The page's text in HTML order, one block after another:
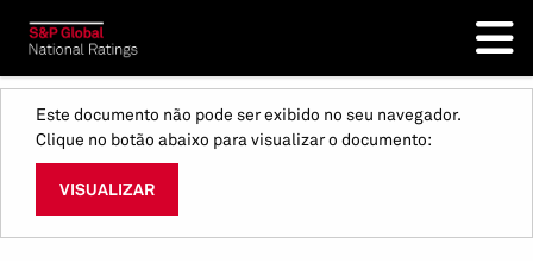
Este documento não pode ser exibido no seu navegador.
Clique no botão abaixo para visualizar o documento:
VISUALIZAR